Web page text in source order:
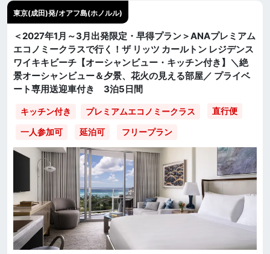
東京(成田)発/オアフ島(ホノルル)
＜2027年1月～3月出発限定・早得プラン＞ANAプレミアム
エコノミークラスで行く！ザ リッツ カールトン レジデンス
ワイキキビーチ【オーシャンビュー・キッチン付き】＼絶
景オーシャンビュー＆夕景、花火の見える部屋／ プライベ
ート専用送迎車付き 3泊5日間
キッチン付き プレミアムエコノミークラス 直行便
一人参加可 延泊可 フリープラン